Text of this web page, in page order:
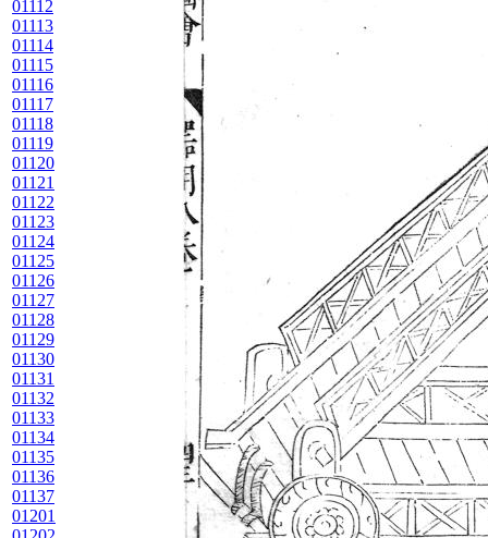
01112
01113
01114
01115
01116
01117
01118
01119
01120
01121
01122
01123
01124
01125
01126
01127
01128
01129
01130
01131
01132
01133
01134
01135
01136
01137
01201